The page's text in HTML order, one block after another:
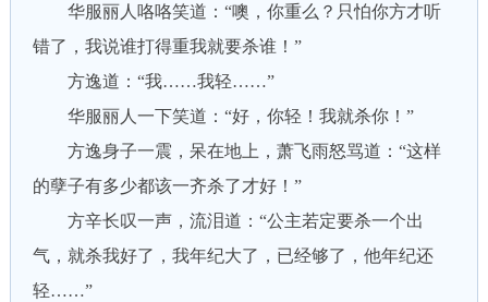
华服丽人咯咯笑道：“噢，你重么？只怕你方才听
错了，我说谁打得重我就要杀谁！”
方逸道：“我……我轻……”
华服丽人一下笑道：“好，你轻！我就杀你！”
方逸身子一震，呆在地上，萧飞雨怒骂道：“这样
的孽子有多少都该一齐杀了才好！”
方辛长叹一声，流泪道：“公主若定要杀一个出
气，就杀我好了，我年纪大了，已经够了，他年纪还
轻……”